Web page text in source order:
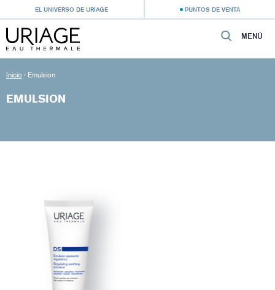
EL UNIVERSO DE URIAGE PUNTOS DE VENTA
MENÚ
Inicio › Emulsion
EMULSION